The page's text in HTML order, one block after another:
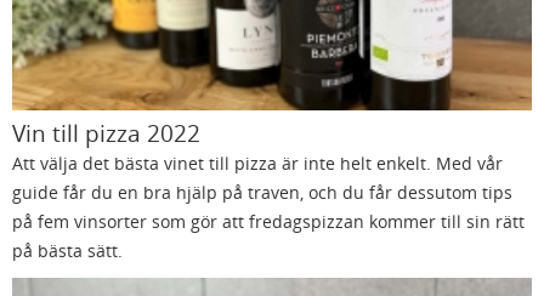
Vin till pizza 2022
Att välja det bästa vinet till pizza är inte helt enkelt. Med vår
guide får du en bra hjälp på traven, och du får dessutom tips
på fem vinsorter som gör att fredagspizzan kommer till sin rätt
på bästa sätt.